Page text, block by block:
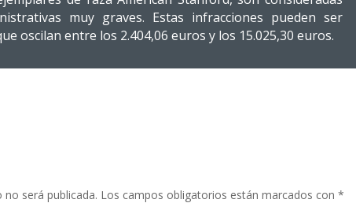
muy graves. Estas infracciones pueden ser
oscilan entre los 2.404,06 euros y los 15.025,30 euros.
será publicada. Los campos obligatorios están marcados con *